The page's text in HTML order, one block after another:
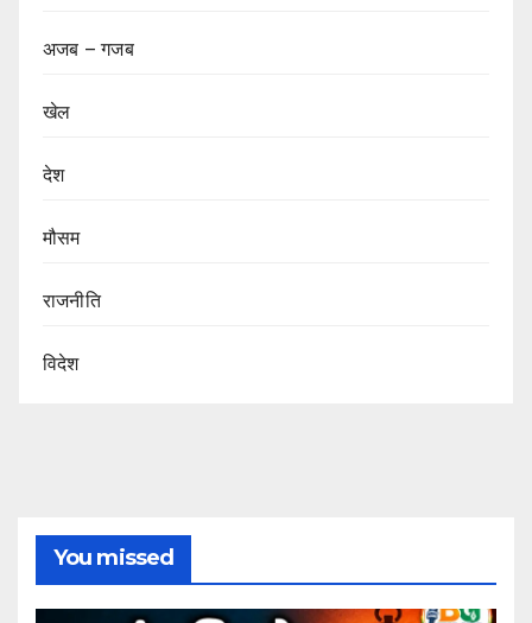
अजब – गजब
खेल
देश
मौसम
राजनीति
विदेश
You missed